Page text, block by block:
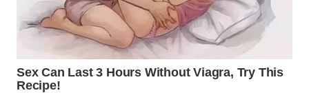
WN
BORNEO
Wahana
Media
Group